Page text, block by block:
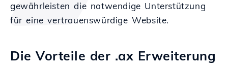
gewährleisten die notwendige Unterstützung
für eine vertrauenswürdige Website.
Die Vorteile der .ax Erweiterung